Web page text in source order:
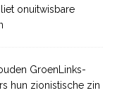
onuitwisbare
GroenLinks-
hun zionistische zin